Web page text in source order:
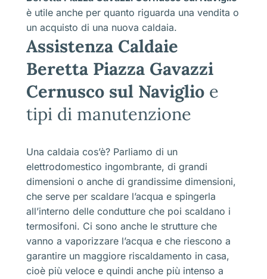
è utile anche per quanto riguarda una vendita o
un acquisto di una nuova caldaia.
Assistenza Caldaie
Beretta Piazza Gavazzi
Cernusco sul Naviglio e
tipi di manutenzione
Una caldaia cos’è? Parliamo di un
elettrodomestico ingombrante, di grandi
dimensioni o anche di grandissime dimensioni,
che serve per scaldare l’acqua e spingerla
all’interno delle condutture che poi scaldano i
termosifoni. Ci sono anche le strutture che
vanno a vaporizzare l’acqua e che riescono a
garantire un maggiore riscaldamento in casa,
cioè più veloce e quindi anche più intenso a